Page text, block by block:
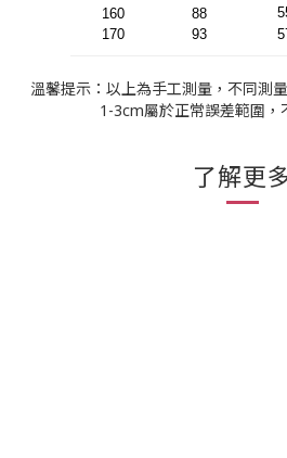
160
170
88
93
溫馨提示：以上為手工測量，不同測
1-3cm屬於正常誤差範圍，
了解更